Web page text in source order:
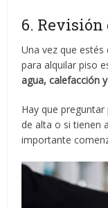
6.
Una vez que
para alquilar piso
agua, calefacción
Hay que
de alta o si tienen
importante